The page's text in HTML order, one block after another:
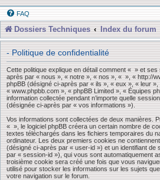
FAQ
Dossiers Techniques Index du forum
- Politique de confidentialité
Cette politique explique en détail comment « » et
après par « nous », « notre », « nos », « », « http://
phpBB (désigné ci-après par « ils », « eux », « leur »,
« www.phpbb.com », « phpBB Limited », « Équipes
information collectée pendant n’importe quelle
(désignée ci-après par « vos informations »).
Vos informations sont collectées de deux manières.
« », le logiciel phpBB créera un certain nombre de
textes téléchargés dans les fichiers temporaires du
ordinateur. Les deux premiers cookies ne
(désigné ci-après par « user-id ») et un identifiant de
par « session-id »), qui vous sont automatiquement
troisième cookie sera créé une fois que vous
utilisé pour stocker les informations sur les sujets
votre navigation sur le forum.